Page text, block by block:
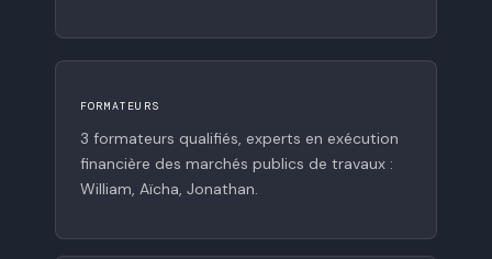
FORMATEURS
3 formateurs qualifiés, experts en exécution
financière des marchés publics de travaux :
William, Aïcha, Jonathan.